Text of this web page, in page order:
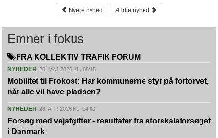
Nyere nyhed Ældre nyhed
Emner i fokus
FRA KOLLEKTIV TRAFIK FORUM
NYHEDER 26. MAJ 2026 KL. 08:15
Mobilitet til Frokost: Har kommunerne styr på fortorvet,
når alle vil have pladsen?
NYHEDER 28. APR 2026 KL. 14:00
Forsøg med vejafgifter - resultater fra storskalaforsøget
i Danmark